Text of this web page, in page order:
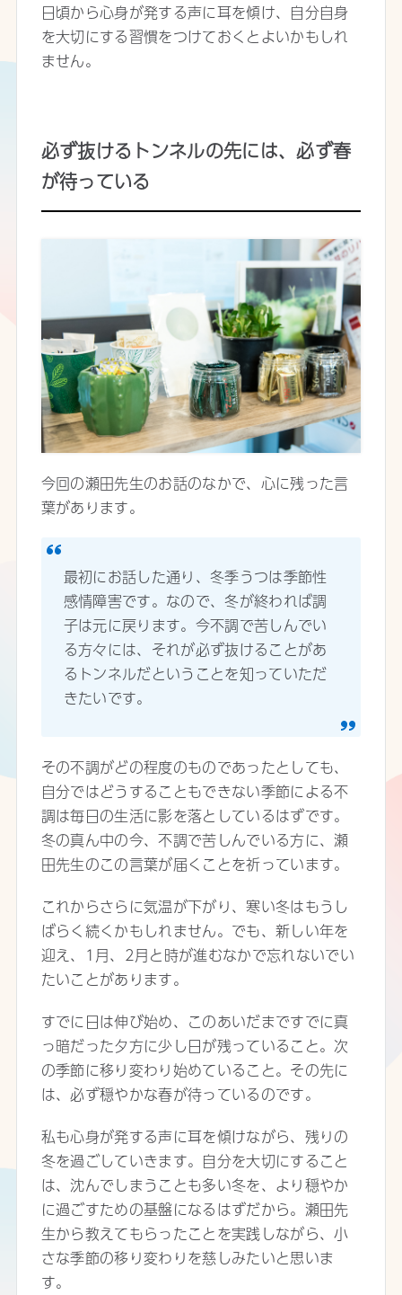
日頃から心身が発する声に耳を傾け、自分自身
を大切にする習慣をつけておくとよいかもしれ
ません。
必ず抜けるトンネルの先には、必ず春
が待っている
今回の瀬田先生のお話のなかで、心に残った言
葉があります。
最初にお話した通り、冬季うつは季節性
感情障害です。なので、冬が終われば調
子は元に戻ります。今不調で苦しんでい
る方々には、それが必ず抜けることがあ
るトンネルだということを知っていただ
きたいです。
その不調がどの程度のものであったとしても、
自分ではどうすることもできない季節による不
調は毎日の生活に影を落としているはずです。
冬の真ん中の今、不調で苦しんでいる方に、瀬
田先生のこの言葉が届くことを祈っています。
これからさらに気温が下がり、寒い冬はもうし
ばらく続くかもしれません。でも、新しい年を
迎え、1月、2月と時が進むなかで忘れないでい
たいことがあります。
すでに日は伸び始め、このあいだまですでに真
っ暗だった夕方に少し日が残っていること。次
の季節に移り変わり始めていること。その先に
は、必ず穏やかな春が待っているのです。
私も心身が発する声に耳を傾けながら、残りの
冬を過ごしていきます。自分を大切にすること
は、沈んでしまうことも多い冬を、より穏やか
に過ごすための基盤になるはずだから。瀬田先
生から教えてもらったことを実践しながら、小
さな季節の移り変わりを慈しみたいと思いま
す。